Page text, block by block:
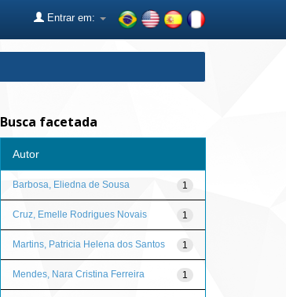
Entrar em:
Busca facetada
Autor
1
Barbosa, Eliedna de Sousa
1
Cruz, Emelle Rodrigues Novais
1
Martins, Patricia Helena dos Santos
1
Mendes, Nara Cristina Ferreira